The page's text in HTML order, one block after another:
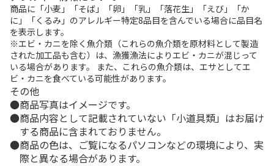
商品に「小麦」「そば」「卵」「乳」「落花生」「えび」「か
に」「くるみ」のアレルギー特定8品目を含んでいる場合に品目名
を表示します。
※エビ・カニを除く魚介類（これらの魚介類を原材料として製造
された加工品も含む）は、漁獲漁法によりエビ・カニが混じって
いる場合があります。 また、これらの魚介類は、エサとしてエ
ビ・カニを食べている可能性があります。
その他
商品写真はイメージです。
商品内容として記載されていない「小道具類」はお届け
する商品に含まれておりません。
商品の色は、ご覧になるパソコンなどの環境により、実
際と異なる場合があります。